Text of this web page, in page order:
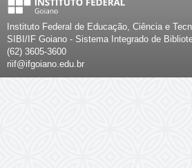
Instituto Federal de Educação, Ciência e
SIBI/IF Goiano - Sistema Integrado de
(62) 3605-3600
riif@ifgoiano.edu.br